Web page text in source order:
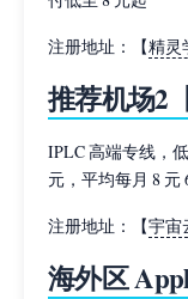
注册地址：【精灵
推荐机场2
IPLC 高端专线，
元，平均每月 8 元
注册地址：【宇宙
海外区